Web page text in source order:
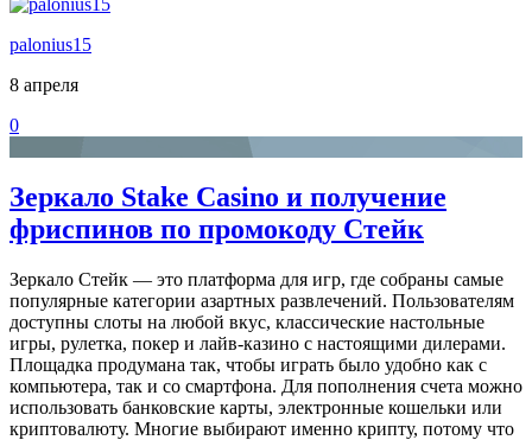
palonius15
8 апреля
0
Зеркало Stake Casino и получение
фриспинов по промокоду Стейк
Зеркало Стейк — это платформа для игр, где собраны самые
популярные категории азартных развлечений. Пользователям
доступны слоты на любой вкус, классические настольные
игры, рулетка, покер и лайв-казино с настоящими дилерами.
Площадка продумана так, чтобы играть было удобно как с
компьютера, так и со смартфона. Для пополнения счета можно
использовать банковские карты, электронные кошельки или
криптовалюту. Многие выбирают именно крипту, потому что